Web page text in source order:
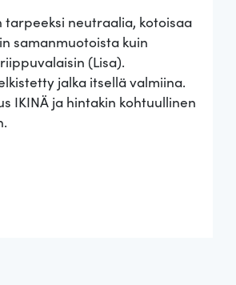
tuotteesta:
/ 5
tarpeeksi neutraalia, kotoisaa
samanmuotoista kuin
(Lisa).
jalka itsellä valmiina.
IKINÄ ja hintakin kohtuullinen